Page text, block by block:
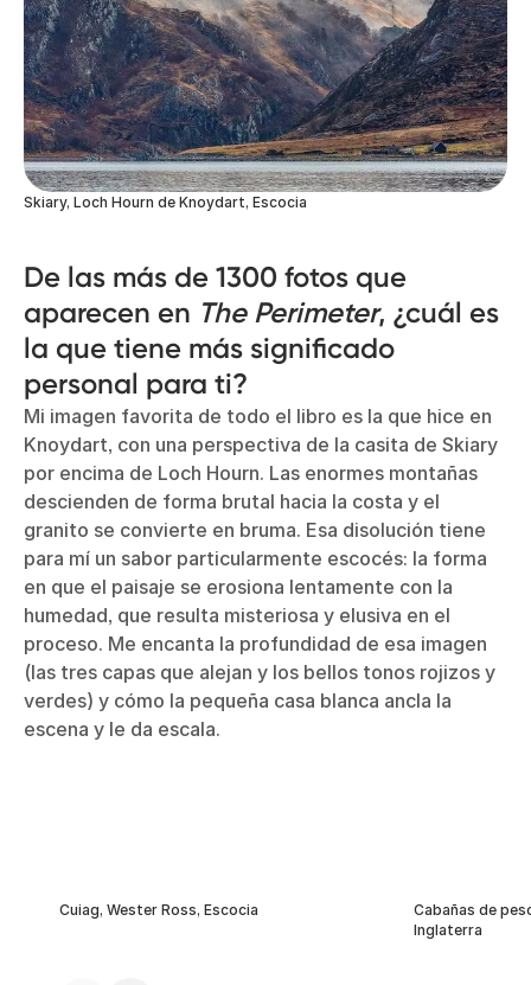
Skiary, Loch Hourn de Knoydart, Escocia
De las más de 1300 fotos que
aparecen en The Perimeter, ¿cuál es
la que tiene más significado
personal para ti?
Mi imagen favorita de todo el libro es la que hice en
Knoydart, con una perspectiva de la casita de Skiary
por encima de Loch Hourn. Las enormes montañas
descienden de forma brutal hacia la costa y el
granito se convierte en bruma. Esa disolución tiene
para mí un sabor particularmente escocés: la forma
en que el paisaje se erosiona lentamente con la
humedad, que resulta misteriosa y elusiva en el
proceso. Me encanta la profundidad de esa imagen
(las tres capas que alejan y los bellos tonos rojizos y
verdes) y cómo la pequeña casa blanca ancla la
escena y le da escala.
Cuiag, Wester Ross, Escocia
Cabañas de
Inglaterra